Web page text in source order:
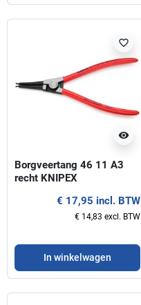
visibility
favorite_border
Borgveertang 46 11 A3
recht KNIPEX
€ 17,95 incl. BTW
€ 14,83 excl. BTW
In winkelwagen